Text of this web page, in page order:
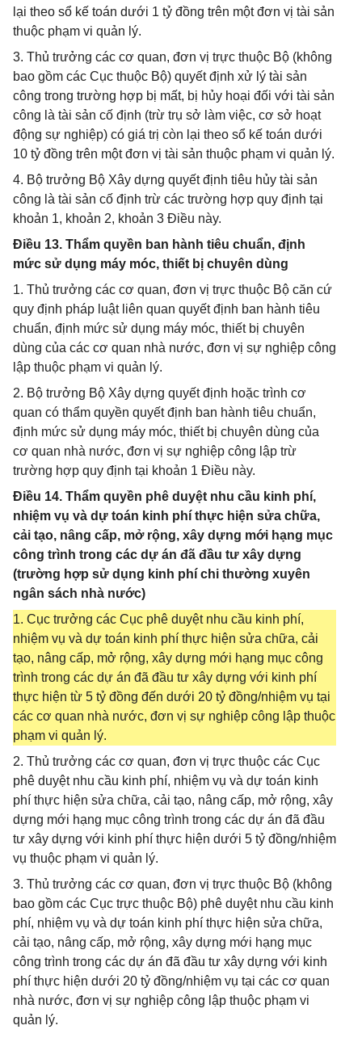
lại theo sổ kế toán dưới 1 tỷ đồng trên một đơn vị tài sản
thuộc phạm vi quản lý.
3. Thủ trưởng các cơ quan, đơn vị trực thuộc Bộ (không
bao gồm các Cục thuộc Bộ) quyết định xử lý tài sản
công trong trường hợp bị mất, bị hủy hoại đối với tài sản
công là tài sản cố định (trừ trụ sở làm việc, cơ sở hoạt
động sự nghiệp) có giá trị còn lại theo sổ kế toán dưới
10 tỷ đồng trên một đơn vị tài sản thuộc phạm vi quản lý.
4. Bộ trưởng Bộ Xây dựng quyết định tiêu hủy tài sản
công là tài sản cố định trừ các trường hợp quy định tại
khoản 1, khoản 2, khoản 3 Điều này.
Điều 13. Thẩm quyền ban hành tiêu chuẩn, định
mức sử dụng máy móc, thiết bị chuyên dùng
1. Thủ trưởng các cơ quan, đơn vị trực thuộc Bộ căn cứ
quy định pháp luật liên quan quyết định ban hành tiêu
chuẩn, định mức sử dụng máy móc, thiết bị chuyên
dùng của các cơ quan nhà nước, đơn vị sự nghiệp công
lập thuộc phạm vi quản lý.
2. Bộ trưởng Bộ Xây dựng quyết định hoặc trình cơ
quan có thẩm quyền quyết định ban hành tiêu chuẩn,
định mức sử dụng máy móc, thiết bị chuyên dùng của
cơ quan nhà nước, đơn vị sự nghiệp công lập trừ
trường hợp quy định tại khoản 1 Điều này.
Điều 14. Thẩm quyền phê duyệt nhu cầu kinh phí,
nhiệm vụ và dự toán kinh phí thực hiện sửa chữa,
cải tạo, nâng cấp, mở rộng, xây dựng mới hạng mục
công trình trong các dự án đã đầu tư xây dựng
(trường hợp sử dụng kinh phí chi thường xuyên
ngân sách nhà nước)
1. Cục trưởng các Cục phê duyệt nhu cầu kinh phí,
nhiệm vụ và dự toán kinh phí thực hiện sửa chữa, cải
tạo, nâng cấp, mở rộng, xây dựng mới hạng mục công
trình trong các dự án đã đầu tư xây dựng với kinh phí
thực hiện từ 5 tỷ đồng đến dưới 20 tỷ đồng/nhiệm vụ tại
các cơ quan nhà nước, đơn vị sự nghiệp công lập thuộc
phạm vi quản lý.
2. Thủ trưởng các cơ quan, đơn vị trực thuộc các Cục
phê duyệt nhu cầu kinh phí, nhiệm vụ và dự toán kinh
phí thực hiện sửa chữa, cải tạo, nâng cấp, mở rộng, xây
dựng mới hạng mục công trình trong các dự án đã đầu
tư xây dựng với kinh phí thực hiện dưới 5 tỷ đồng/nhiệm
vụ thuộc phạm vi quản lý.
3. Thủ trưởng các cơ quan, đơn vị trực thuộc Bộ (không
bao gồm các Cục trực thuộc Bộ) phê duyệt nhu cầu kinh
phí, nhiệm vụ và dự toán kinh phí thực hiện sửa chữa,
cải tạo, nâng cấp, mở rộng, xây dựng mới hạng mục
công trình trong các dự án đã đầu tư xây dựng với kinh
phí thực hiện dưới 20 tỷ đồng/nhiệm vụ tại các cơ quan
nhà nước, đơn vị sự nghiệp công lập thuộc phạm vi
quản lý.